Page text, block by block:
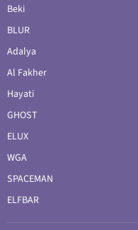
Beki
BLUR
Adalya
Al Fakher
Hayati
GHOST
ELUX
WGA
SPACEMAN
ELFBAR